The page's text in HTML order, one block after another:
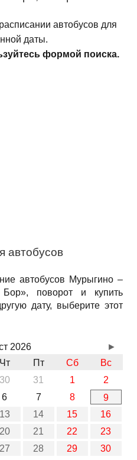
автобусов для
даты.
формой поиска.
автобусов
автобусов Мурыгино –
поворот и купить
дату, выберите этот
2026
Чт Пт Сб
Вс
30 31 1
2
6 7 8
9
13 14 15
16
20 21 22
23
27 28 29
30
►